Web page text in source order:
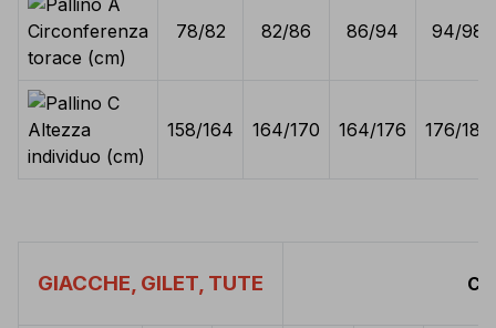
Circonferenza
torace (cm)
78/82 82/86 86/94 94/98
Altezza
individuo (cm)
158/164 164/170 164/176 176/182
GIACCHE, GILET, TUTE